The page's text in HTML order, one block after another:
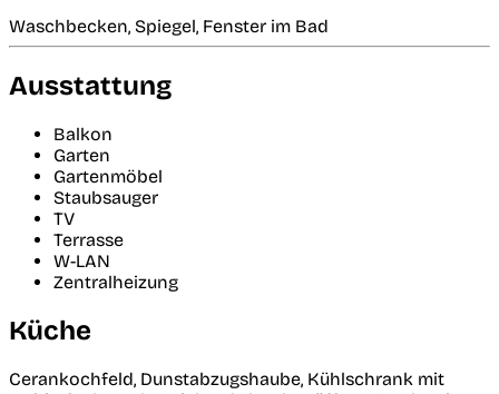
Waschbecken, Spiegel, Fenster im Bad
Ausstattung
Balkon
Garten
Gartenmöbel
Staubsauger
TV
Terrasse
W-LAN
Zentralheizung
Küche
Cerankochfeld, Dunstabzugshaube, Kühlschrank mit